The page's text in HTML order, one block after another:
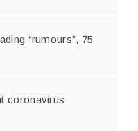
“rumours”, 75
coronavirus